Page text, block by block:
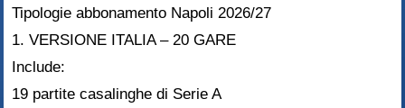
Tipologie abbonamento Napoli 2026/27
1. VERSIONE ITALIA – 20 GARE
Include:
19 partite casalinghe di Serie A